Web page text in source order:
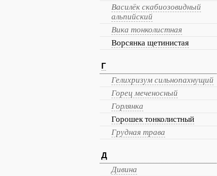
Василёк скабиозовидный
альпийский
Вика тонколистная
Ворсянка щетинистая
Г
Гелихризум сильнопахнущий
Горец меченосный
Горлянка
Горошек тонколистный
Грудная трава
Д
Дивина